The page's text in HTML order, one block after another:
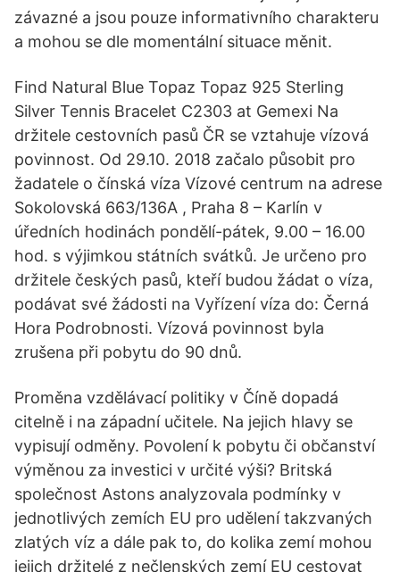
závazné a jsou pouze informativního charakteru
a mohou se dle momentální situace měnit.
Find Natural Blue Topaz Topaz 925 Sterling
Silver Tennis Bracelet C2303 at Gemexi Na
držitele cestovních pasů ČR se vztahuje vízová
povinnost. Od 29.10. 2018 začalo působit pro
žadatele o čínská víza Vízové centrum na adrese
Sokolovská 663/136A , Praha 8 – Karlín v
úředních hodinách pondělí-pátek, 9.00 – 16.00
hod. s výjimkou státních svátků. Je určeno pro
držitele českých pasů, kteří budou žádat o víza,
podávat své žádosti na Vyřízení víza do: Černá
Hora Podrobnosti. Vízová povinnost byla
zrušena při pobytu do 90 dnů.
Proměna vzdělávací politiky v Číně dopadá
citelně i na západní učitele. Na jejich hlavy se
vypisují odměny. Povolení k pobytu či občanství
výměnou za investici v určité výši? Britská
společnost Astons analyzovala podmínky v
jednotlivých zemích EU pro udělení takzvaných
zlatých víz a dále pak to, do kolika zemí mohou
jejich držitelé z nečlenských zemí EU cestovat